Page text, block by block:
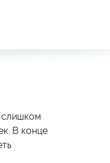
слишком
В конце